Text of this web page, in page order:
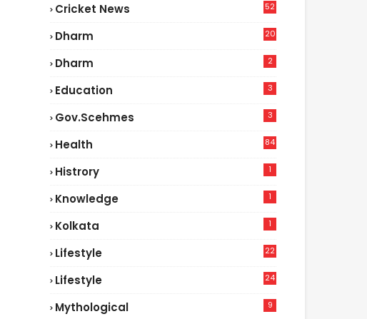
Cricket News
52
Dharm 20
Dharm 2
Education 3
Gov.scehmes 3
Health
84
Histrory 1
Knowledge 1
Kolkata 1
Lifestyle
22
Lifestyle
24
Mythological 9